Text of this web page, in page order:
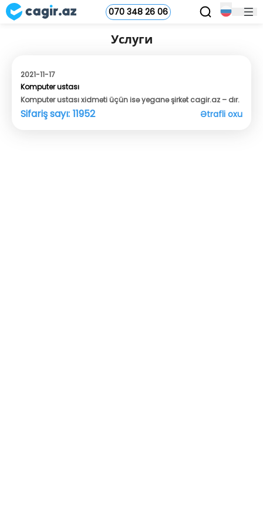
070 348 26 06
Услуги
2021-11-17
Komputer ustası
Komputer ustası xidməti üçün isə yeganə şirkət cagir.az – dır.
Sifariş sayı: 11952 Ətrafli oxu